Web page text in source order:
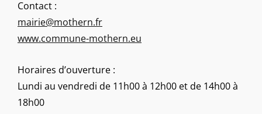
Contact :
mairie@mothern.fr
www.commune-mothern.eu
Horaires d’ouverture :
Lundi au vendredi de 11h00 à 12h00 et de 14h00 à
18h00